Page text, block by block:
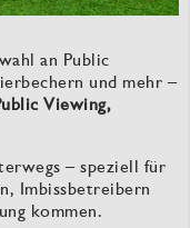
an Public
und mehr –
Viewing,
– speziell für
Imbissbetreibern
kommen.